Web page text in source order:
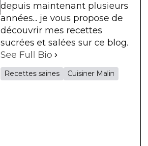
depuis maintenant plusieurs
années... je vous propose de
découvrir mes recettes
sucrées et salées sur ce blog.
See Full Bio
Recettes saines Cuisiner Malin